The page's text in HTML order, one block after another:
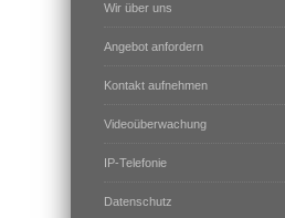
Wir über uns
Angebot anfordern
Kontakt aufnehmen
Videoüberwachung
IP-Telefonie
Datenschutz